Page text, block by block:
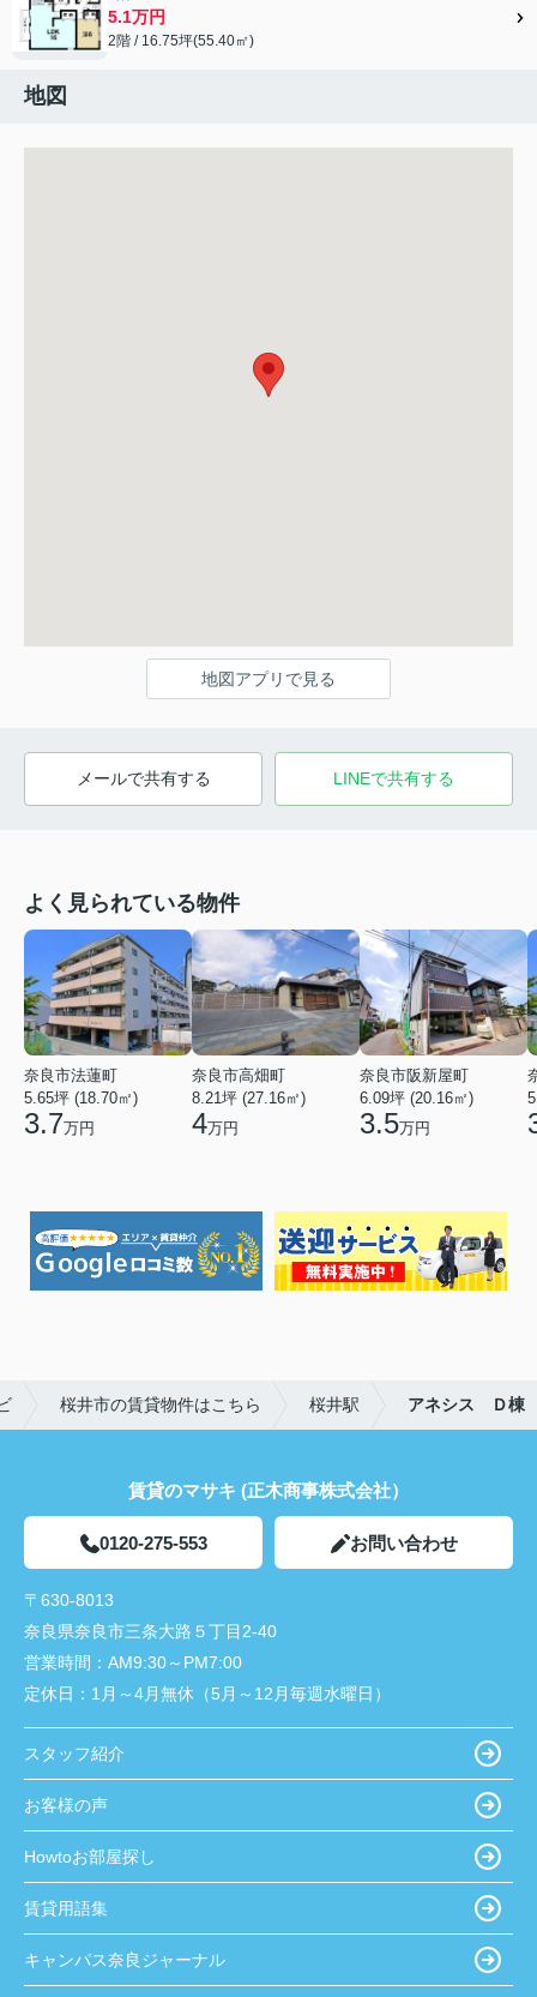
5.1万円
2階 / 16.75坪(55.40㎡)
地図
地図アプリで見る
メールで共有する LINEで共有する
よく見られている物件
奈良市法蓮町
5.65坪 (18.70㎡)
3.7万円
奈良市高畑町
8.21坪 (27.16㎡)
4万円
奈良市阪新屋町
6.09坪 (20.16㎡)
3.5万円
桜井市の賃貸物件はこちら 桜井駅 アネシス Ｄ棟
賃貸のマサキ (正木商事株式会社）
0120-275-553 お問い合わせ
〒630-8013
奈良県奈良市三条大路５丁目2-40
営業時間： AM9:30～PM7:00
定休日： 1月～4月無休（5月～12月毎週水曜日）
スタッフ紹介
お客様の声
Howtoお部屋探し
賃貸用語集
キャンパス奈良ジャーナル